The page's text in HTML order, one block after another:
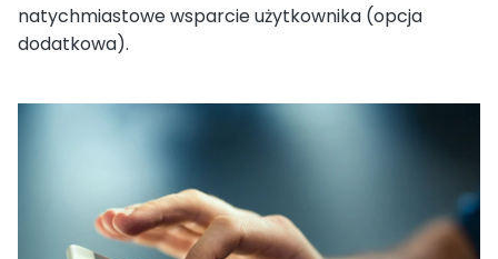
natychmiastowe wsparcie użytkownika (opcja
dodatkowa).